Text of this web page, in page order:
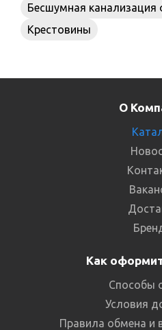
Бесшумная канализация
Крестовины
О
Как
Способы
Условия
Правила обмена и